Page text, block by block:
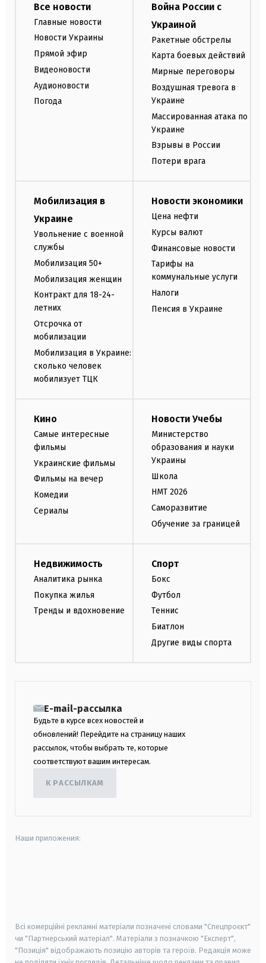
Все новости
Главные новости
Новости Украины
Прямой эфир
Видеоновости
Аудионовости
Погода
Война России с
Украиной
Ракетные обстрелы
Карта боевых действий
Мирные переговоры
Воздушная тревога в
Украине
Массированная атака по
Украине
Взрывы в России
Потери врага
Мобилизация в
Украине
Увольнение с военной
службы
Мобилизация 50+
Мобилизация женщин
Контракт для 18-24-
летних
Отсрочка от
мобилизации
Мобилизация в Украине:
сколько человек
мобилизует ТЦК
Новости экономики
Цена нефти
Курсы валют
Финансовые новости
Тарифы на
коммунальные услуги
Налоги
Пенсия в Украине
Кино
Самые интересные
фильмы
Украинские фильмы
Фильмы на вечер
Комедии
Сериалы
Новости Учебы
Министерство
образования и науки
Украины
Школа
НМТ 2026
Саморазвитие
Обучение за границей
Недвижимость
Аналитика рынка
Покупка жилья
Тренды и вдохновение
Спорт
Бокс
Футбол
Теннис
Биатлон
Другие виды спорта
E-mail-рассылка
Будьте в курсе всех новостей и
обновлений! Перейдите на страницу наших
рассылок, чтобы выбрать те, которые
соответствуют вашим интересам.
К РАССЫЛКАМ
Наши приложения:
Всі комерційні рекламні матеріали позначені словами "Спецпроєкт"
чи "Партнерський матеріал". Матеріали з позначкою "Експерт",
"Позиція" відображають позицію авторів та героїв. Редакція може